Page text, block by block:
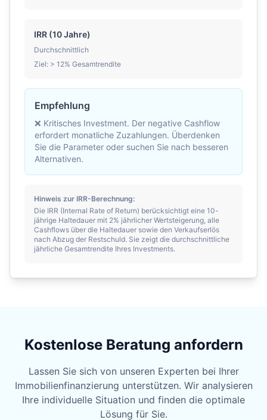
IRR (10 Jahre)
Durchschnittlich
Ziel: > 12% Gesamtrendite
Empfehlung
❌ Kritisches Investment. Der negative Cashflow
erfordert monatliche Zuzahlungen. Überdenken
Sie die Parameter oder suchen Sie nach besseren
Alternativen.
Hinweis zur IRR-Berechnung:
Die IRR (Internal Rate of Return) berücksichtigt eine 10-
jährige Haltedauer mit 2% jährlicher Wertsteigerung, alle
Cashflows über die Haltedauer sowie den Verkaufserlös
nach Abzug der Restschuld. Sie zeigt die durchschnittliche
jährliche Gesamtrendite Ihres Investments.
Kostenlose Beratung anfordern
Lassen Sie sich von unseren Experten bei Ihrer
Immobilienfinanzierung unterstützen. Wir analysieren
Ihre individuelle Situation und finden die optimale
Lösung für Sie.